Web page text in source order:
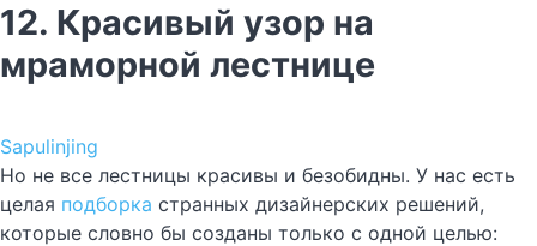
12. Красивый узор на
мраморной лестнице
Sapulinjing
Но не все лестницы красивы и безобидны. У нас есть
целая подборка странных дизайнерских решений,
которые словно бы созданы только с одной целью: